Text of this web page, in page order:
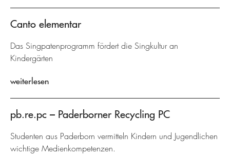
Canto elementar
Das Singpatenprogramm fördert die Singkultur an
Kindergärten
weiterlesen
pb.re.pc – Paderborner Recycling PC
Studenten aus Paderborn vermitteln Kindern und Jugendlichen
wichtige Medienkompetenzen.